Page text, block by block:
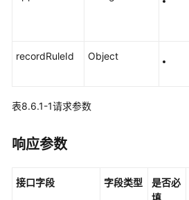
开
指
iRTC
recordRuleId Object
表8.6.1-1请求参数
响应参数
接口字段 字段类型
是否必
填